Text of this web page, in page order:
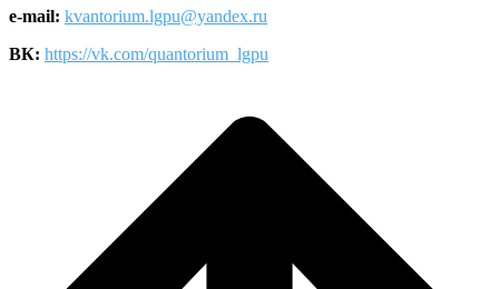
e-mail: kvantorium.lgpu@yandex.ru
ВК: https://vk.com/quantorium_lgpu